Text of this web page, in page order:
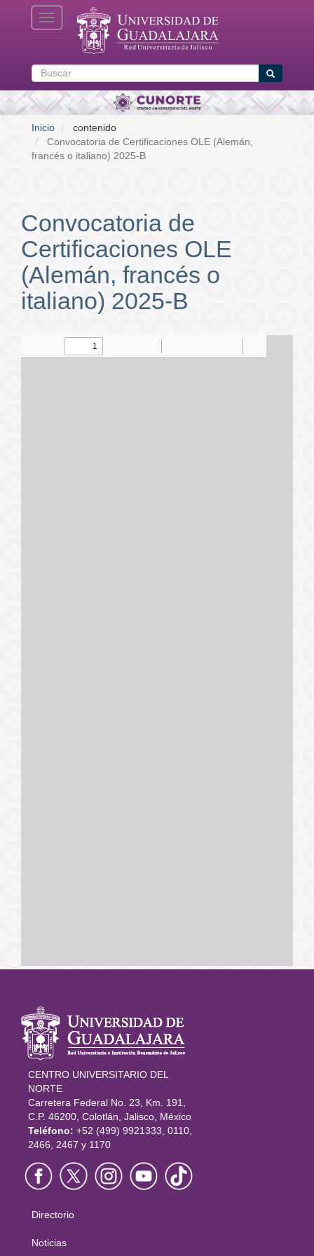
Toggle navigation
Buscar Buscar
Inicio
contenido
Convocatoria de Certificaciones OLE (Alemán,
francés o italiano) 2025-B
Convocatoria de
Certificaciones OLE
(Alemán, francés o
italiano) 2025-B
Información
del portal
CENTRO UNIVERSITARIO DEL
NORTE
Carretera Federal No. 23, Km. 191,
C.P. 46200, Colotlán, Jalisco, México
Teléfono: +52 (499) 9921333, 0110,
2466, 2467 y 1170
Menú
principal
Directorio
Noticias